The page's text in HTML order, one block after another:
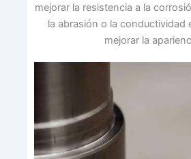
mejorar la resistencia a la
la abrasión o la conductividad
mejorar la